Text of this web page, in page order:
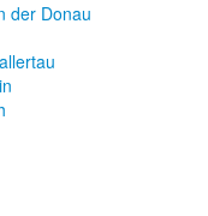
der Donau